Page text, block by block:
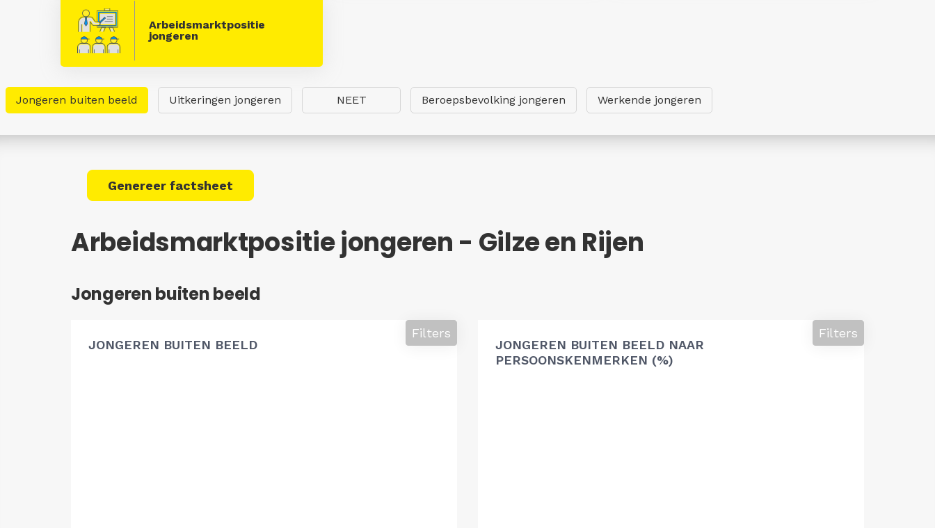
Arbeidsmarktpositie
jongeren
Jongeren buiten beeld Uitkeringen jongeren NEET Beroepsbevolking jongeren Werkende jongeren
Genereer factsheet
Arbeidsmarktpositie jongeren - Gilze en Rijen
Jongeren buiten beeld
JONGEREN BUITEN BEELD
Filters
JONGEREN BUITEN BEELD NAAR
PERSOONSKENMERKEN (%)
Filters